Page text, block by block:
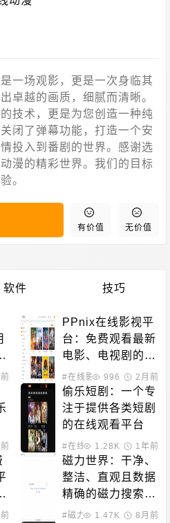
一场观影，更是一次身临其
卓越的画质，细腻而清晰。
技术，更是为您创造一种纯
闭了弹幕功能，打造一个安
投入到番剧的世界。感谢选
漫的精彩世界。我们的目标
。
有价值 无价值
软件 技巧
PPnix在线影视平
台：免费观看最新
电影、电视剧的站
点
#在线影音996 2月前
偷乐短剧：一个专
注于提供各类短剧
的在线观看平台
#在线影音1.28K 1年前
磁力世界：干净、
整洁、直观且数据
精确的磁力搜索站
点
#磁力搜索1.47K 8月前